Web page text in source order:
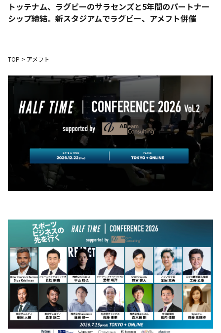
トッテナム、ラグビーのサラセンズと5年間のパートナー
シップ締結。新スタジアムでラグビー、アメフト併催
TOP > アメフト